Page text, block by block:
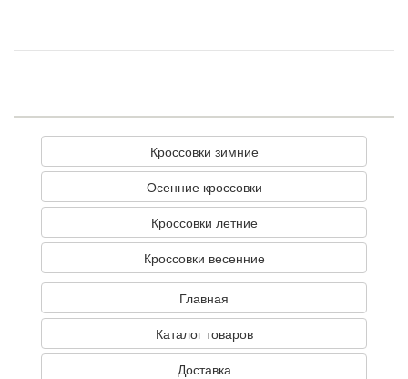
Кроссовки зимние
Осенние кроссовки
Кроссовки летние
Кроссовки весенние
Главная
Каталог товаров
Доставка